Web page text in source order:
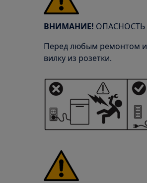
ВНИМАНИЕ! ОПАСНОСТЬ
Перед любым ремонтом
вилку из розетки.